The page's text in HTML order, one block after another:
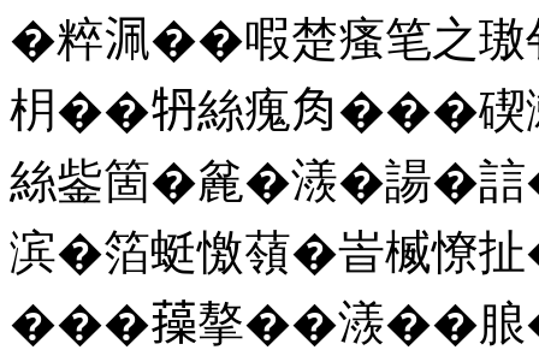
�粹𣳽��㗇楚瘙笔之
枂��𤘪絲瘣𧢲���碶
絲鈭箇�麄�㵪�諹�
滨�箔蜓憿䕘�峕楲憭
���𧂈摮��㵪��朖